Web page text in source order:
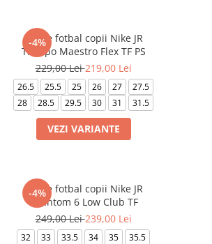
-4%
Ghete fotbal copii Nike JR
Tiempo Maestro Flex TF PS
229,00 Lei219,00 Lei
26.5 25.5 25 26 27
27.5
28
28.5 29.5 30 31 31.5
VEZI VARIANTE
-4%
Ghete fotbal copii Nike JR
Phantom 6 Low Club TF
249,00 Lei239,00 Lei
32 33 33.5 34 35
35.5